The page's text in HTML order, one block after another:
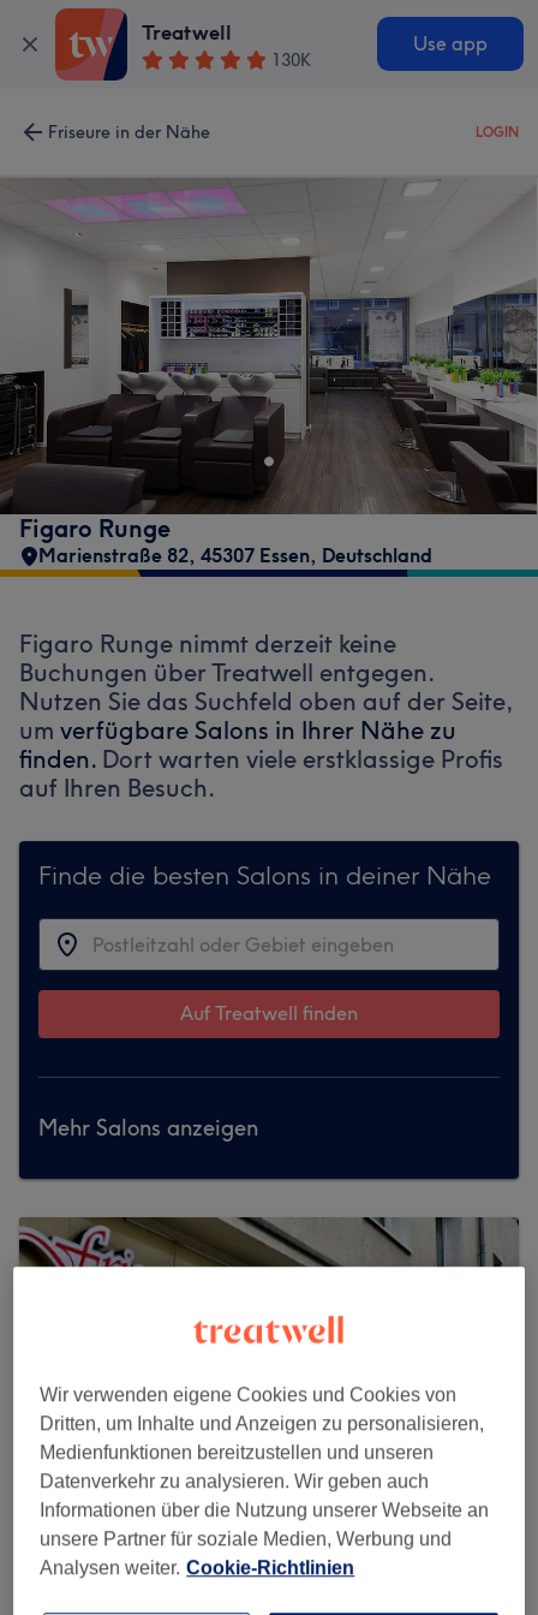
Treatwell
130K
Use app
Friseure in der Nähe LOGIN
Figaro Runge
Marienstraße 82, 45307 Essen, Deutschland
Figaro Runge nimmt derzeit keine
Buchungen über Treatwell entgegen.
Nutzen Sie das Suchfeld oben auf der Seite,
um verfügbare Salons in Ihrer Nähe zu
finden. Dort warten viele erstklassige Profis
auf Ihren Besuch.
Finde die besten Salons in deiner Nähe
Auf Treatwell finden
Mehr Salons anzeigen
Friseur Team Star
Wir verwenden eigene Cookies und Cookies von
Dritten, um Inhalte und Anzeigen zu personalisieren,
Medienfunktionen bereitzustellen und unseren
Datenverkehr zu analysieren. Wir geben auch
Informationen über die Nutzung unserer Webseite an
unsere Partner für soziale Medien, Werbung und
Analysen weiter. Cookie-Richtlinien